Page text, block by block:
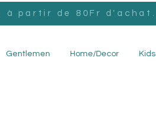
à partir de 80Fr d'achat.
Gentlemen Home/Decor Kids